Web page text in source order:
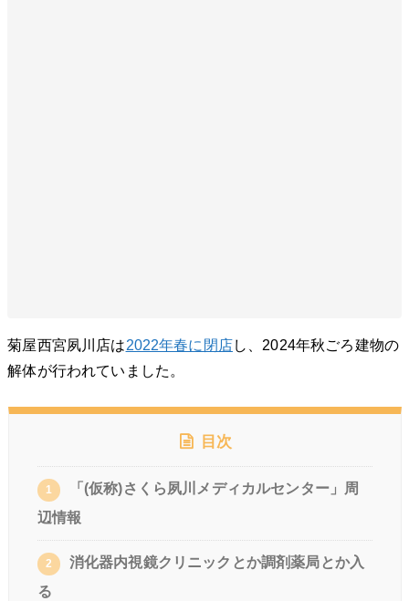
菊屋西宮夙川店は2022年春に閉店し、2024年秋ごろ建物の
解体が行われていました。
目次
1
「(仮称)さくら夙川メディカルセンター」周
辺情報
2
消化器内視鏡クリニックとか調剤薬局とか入
る